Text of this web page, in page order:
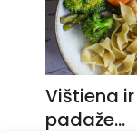
Vištiena
padaže…